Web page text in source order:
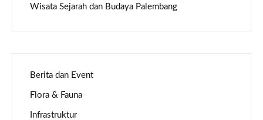
Wisata Sejarah dan Budaya Palembang
Berita dan Event
Flora & Fauna
Infrastruktur